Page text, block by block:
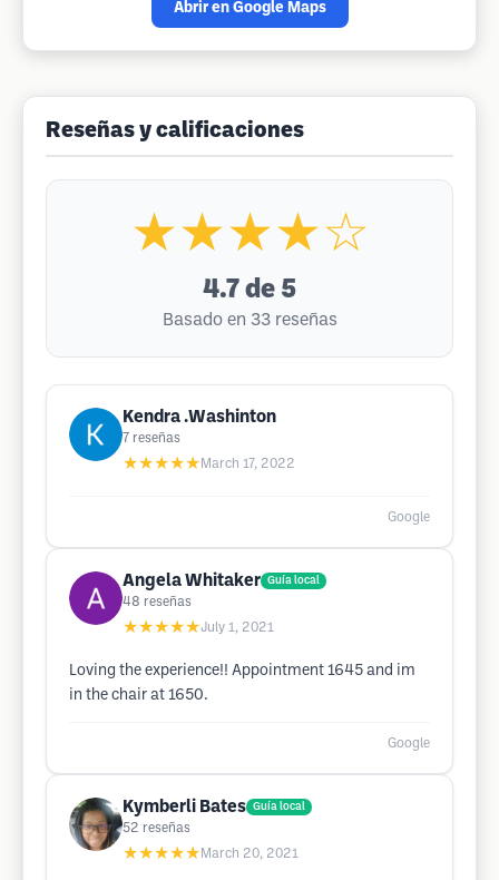
Abrir en Google Maps
Reseñas y calificaciones
★★★★☆
4.7 de 5
Basado en 33 reseñas
Kendra .Washinton
7 reseñas
★★★★★ March 17, 2022
Google
Angela Whitaker Guía local
48 reseñas
★★★★★July 1, 2021
Loving the experience!! Appointment 1645 and im
in the chair at 1650.
Google
Kymberli Bates Guía local
52 reseñas
★★★★★ March 20, 2021